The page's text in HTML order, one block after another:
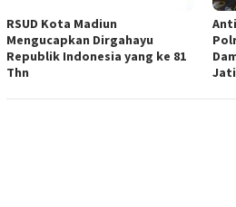
RSUD Kota Madiun
Mengucapkan Dirgahayu
Republik Indonesia yang ke 81
Thn